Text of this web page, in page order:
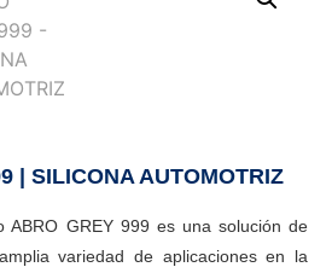
| SILICONA AUTOMOTRIZ
ABRO GREY 999 es una solución de
variedad de aplicaciones en la